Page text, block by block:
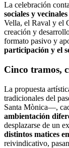
La celebración
sociales y
Vella, el Raval y el
creación y
formato pasivo y
participación y el
Cinco tramos,
La propuesta
tradicionales del
Santa Mònica—,
ambientación
desplazarse de un
distintos matices
reivindicativo,